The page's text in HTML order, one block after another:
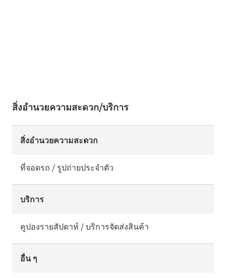
สิ่งอำนวยความสะดวก/บริการ
สิ่งอำนวยความสะดวก
ที่จอดรถ / รูปถ่ายประจำตัว
บริการ
คูปองรายสัปดาห์ / บริการจัดส่งสินค้า
อื่น ๆ